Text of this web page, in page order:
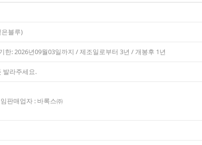
블루)
한: 2026년09월03일까지 / 제조일로부터 3년 / 개봉후 1년
발라주세요.
판매업자 : 바록스㈜